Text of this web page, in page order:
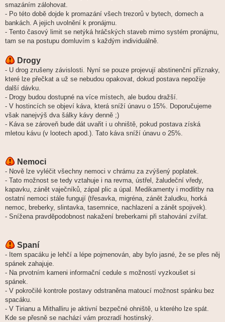
smazáním zálohovat.
- Po této době dojde k promazání všech trezorů v bytech, domech a
bankách. A jejich uvolnění k pronájmu.
- Tento časový limit se netýká hráčských staveb mimo systém pronájmu,
tam se na postupu domluvím s každým individuálně.
Drogy
- U drog zrušeny závislosti. Nyní se pouze projevují abstinenční příznaky,
které lze přečkat a už se nebudou opakovat, dokud postava nepožije
další dávku.
- Drogy budou dostupné na více místech, ale budou dražší.
- V hostincích se objeví káva, která sníží únavu o 15%. Doporučujeme
však nanejvýš dva šálky kávy denně ;)
- Káva se zároveň bude dát uvařit i u ohniště, pokud postava získá
mletou kávu (v lootech apod.). Tato káva sníží únavu o 25%.
Nemoci
- Nově lze vyléčit všechny nemoci v chrámu za zvýšený poplatek.
- Tato možnost se tedy vztahuje i na revma, ústřel, žaludeční vředy,
kapavku, zánět vaječníků, zápal plic a úpal. Medikamenty i modlitby na
ostatní nemoci stále fungují (třesavka, migréna, zánět žaludku, horká
nemoc, breberky, slintavka, tasemnice, nachlazení a zánět spojivek).
- Snížena pravděpodobnost nakažení breberkami při stahování zvířat.
Spaní
- Item spacáku je lehčí a lépe pojmenován, aby bylo jasné, že se přes něj
spánek zahajuje.
- Na prvotním kameni informační cedule s možností vyzkoušet si
spánek.
- V pokročilé kontrole postavy odstraněna matoucí možnost spánku bez
spacáku.
- V Tirianu a Mithalliru je aktivní bezpečné ohniště, u kterého lze spát.
Kde se přesně se nachází vám prozradí hostinský.